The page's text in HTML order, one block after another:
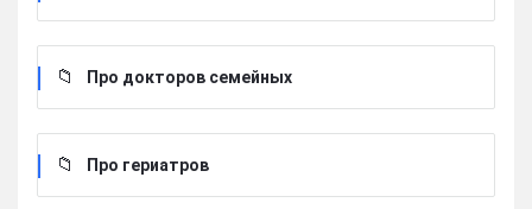
Про докторов семейных
Про гериатров